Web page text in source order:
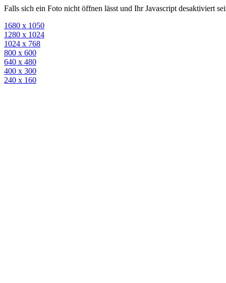
Falls sich ein Foto nicht öffnen lässt und Ihr Javascript desaktiviert
1680 x 1050
1280 x 1024
1024 x 768
800 x 600
640 x 480
400 x 300
240 x 160